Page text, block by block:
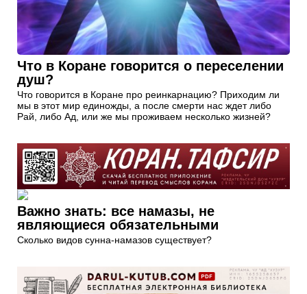
Что в Коране говорится о переселении
душ?
Что говорится в Коране про реинкарнацию? Приходим ли
мы в этот мир единожды, а после смерти нас ждет либо
Рай, либо Ад, или же мы проживаем несколько жизней?
Важно знать: все намазы, не
являющиеся обязательными
Сколько видов сунна-намазов существует?